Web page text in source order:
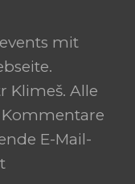
mit
Klimeš. Alle
Kommentare
E-Mail-